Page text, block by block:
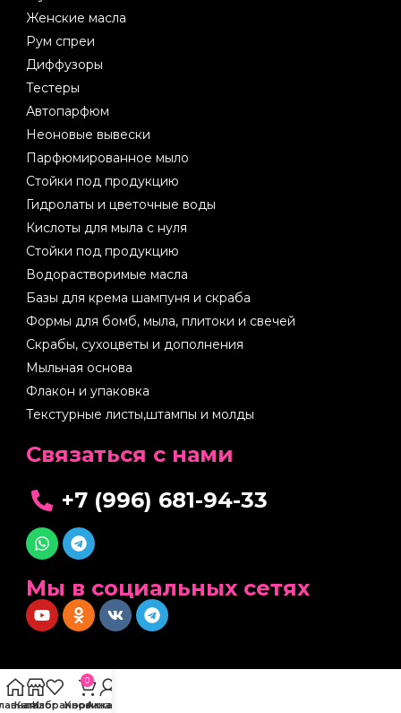
Женские масла
Рум спреи
Диффузоры
Тестеры
Автопарфюм
Неоновые вывески
Парфюмированное мыло
Стойки под продукцию
Гидролаты и цветочные воды
Кислоты для мыла с нуля
Стойки под продукцию
Водорастворимые масла
Базы для крема шампуня и скраба
Формы для бомб, мыла, плитоки и свечей
Скрабы, сухоцветы и дополнения
Мыльная основа
Флакон и упаковка
Текстурные листы,штампы и молды
Cвязаться с нами
+7 (996) 681-94-33
Мы в социальных сетях
Каталог
Избранное
0
Корзина
Аккаунт